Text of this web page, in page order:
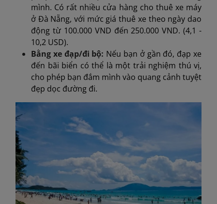
mình. Có rất nhiều cửa hàng cho thuê xe máy
ở Đà Nẵng, với mức giá thuê xe theo ngày dao
động từ 100.000 VND đến 250.000 VND. (4,1 -
10,2 USD).
Bằng xe đạp/đi bộ: Nếu bạn ở gần đó, đạp xe
đến bãi biển có thể là một trải nghiệm thú vị,
cho phép bạn đắm mình vào quang cảnh tuyệt
đẹp dọc đường đi.